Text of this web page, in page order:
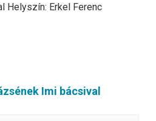
Helyszín: Erkel Ferenc
Imi bácsival